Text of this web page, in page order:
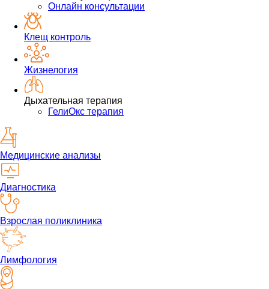
Онлайн консультации
Клещ контроль
Жизнелогия
Дыхательная терапия
ГелиОкс терапия
Медицинские анализы
Диагностика
Взрослая поликлиника
Лимфология